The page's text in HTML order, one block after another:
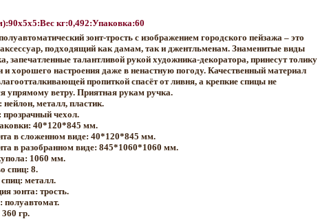
кг:0,492:Упаковка:60
зонт-трость с изображением городского пейзажа – это
подходящий как дамам, так и джентльменам. Знаменитые виды
запечатленные талантливой рукой художника-декоратора, принесут толику
и хорошего настроения даже в ненастную погоду. Качественный материал
пропиткой спасёт от ливня, а крепкие спицы не
упрямому ветру. Приятная рукам ручка.
металл, пластик.
чехол.
40*120*845 мм.
в сложенном виде: 40*120*845 мм.
в разобранном виде: 845*1060*1060 мм.
1060 мм.
спиц: 8.
металл.
зонта: трость.
полуавтомат.
гр.